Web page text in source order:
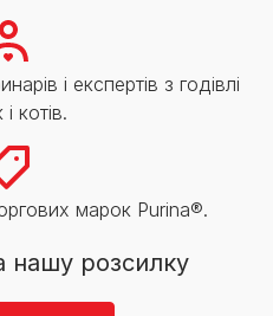
і експертів з годівлі
котів.
марок Purina®.
нашу розсилку